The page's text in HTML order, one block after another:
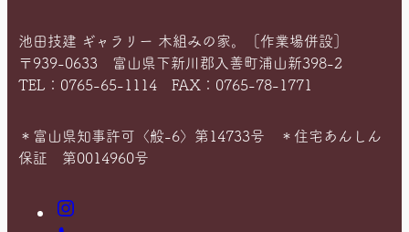
池田技建 ギャラリー 木組みの家。［作業場併設］
〒939-0633 富山県下新川郡入善町浦山新398-2
TEL：0765-65-1114 FAX：0765-78-1771
＊富山県知事許可〈般-6〉第14733号 ＊住宅あんしん
保証 第0014960号